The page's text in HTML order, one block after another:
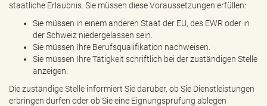
staatliche Erlaubnis. Sie müssen diese Voraussetzungen erfüllen:
Sie müssen in einem anderen Staat der EU, des EWR oder in
der Schweiz niedergelassen sein.
Sie müssen Ihre Berufsqualifikation nachweisen.
Sie müssen Ihre Tätigkeit schriftlich bei der zuständigen Stelle
anzeigen.
Die zuständige Stelle informiert Sie darüber, ob Sie Dienstleistungen
erbringen dürfen oder ob Sie eine Eignungsprüfung ablegen